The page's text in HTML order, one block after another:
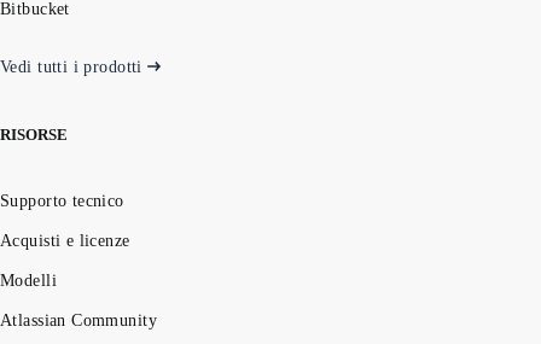
Bitbucket
Vedi tutti i prodotti
RISORSE
Supporto tecnico
Acquisti e licenze
Modelli
Atlassian Community